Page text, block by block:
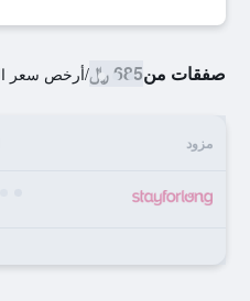
صفقات من685 ﷼ /أرخص سعر
مزود